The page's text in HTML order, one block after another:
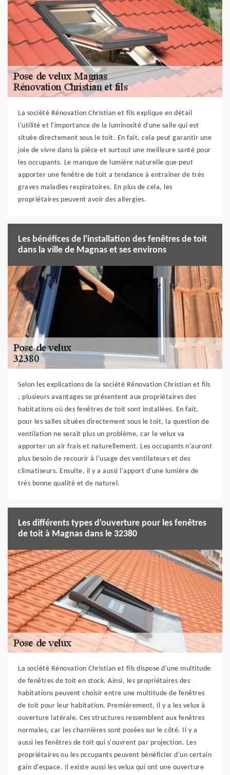
La société Rénovation Christian et fils explique en détail
l'utilité et l'importance de la luminosité d'une salle qui est
située directement sous le toit. En fait, cela peut garantir une
joie de vivre dans la pièce et surtout une meilleure santé pour
les occupants. Le manque de lumière naturelle que peut
apporter une fenêtre de toit a tendance à entraîner de très
graves maladies respiratoires. En plus de cela, les
propriétaires peuvent avoir des allergies.
Les bénéfices de l'installation des fenêtres de toit
dans la ville de Magnas et ses environs
Selon les explications de la société Rénovation Christian et fils
, plusieurs avantages se présentent aux propriétaires des
habitations où des fenêtres de toit sont installées. En fait,
pour les salles situées directement sous le toit, la question de
ventilation ne serait plus un problème, car le velux va
apporter un air frais et naturellement. Les occupants n'auront
plus besoin de recourir à l'usage des ventilateurs et des
climatiseurs. Ensuite, il y a aussi l'apport d'une lumière de
très bonne qualité et de naturel.
Les différents types d'ouverture pour les fenêtres
de toit à Magnas dans le 32380
La société Rénovation Christian et fils dispose d'une multitude
de fenêtres de toit en stock. Ainsi, les propriétaires des
habitations peuvent choisir entre une multitude de fenêtres
de toit pour leur habitation. Premièrement, il y a les velux à
ouverture latérale. Ces structures ressemblent aux fenêtres
normales, car les charnières sont posées sur le côté. Il y a
aussi les fenêtres de toit qui s'ouvrent par projection. Les
propriétaires ou les occupants peuvent bénéficier d'un certain
gain d'espace. Il existe aussi les velux qui ont une ouverture